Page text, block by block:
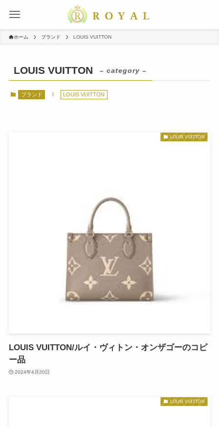
ホーム ブランド LOUIS VUITTON
LOUIS VUITTON – category –
ブランド LOUIS VUITTON
LOUIS VUITTON
LOUIS VUITTON/ルイ・ヴィトン・オンザゴーのコピ
ー品
2024年4月20日
LOUIS VUITTON